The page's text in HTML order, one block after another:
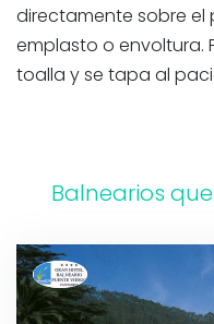
directamente sobre
emplasto o envoltura.
toalla y se tapa al
Balnearios